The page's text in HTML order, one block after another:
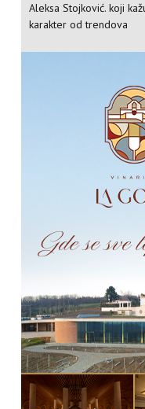
Aleksa Stojković. koji
karakter od trendova